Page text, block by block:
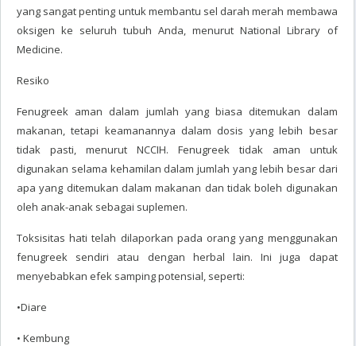
yang sangat penting untuk membantu sel darah merah membawa
oksigen ke seluruh tubuh Anda, menurut National Library of
Medicine.
Resiko
Fenugreek aman dalam jumlah yang biasa ditemukan dalam
makanan, tetapi keamanannya dalam dosis yang lebih besar
tidak pasti, menurut NCCIH. Fenugreek tidak aman untuk
digunakan selama kehamilan dalam jumlah yang lebih besar dari
apa yang ditemukan dalam makanan dan tidak boleh digunakan
oleh anak-anak sebagai suplemen.
Toksisitas hati telah dilaporkan pada orang yang menggunakan
fenugreek sendiri atau dengan herbal lain. Ini juga dapat
menyebabkan efek samping potensial, seperti:
•Diare
• Kembung